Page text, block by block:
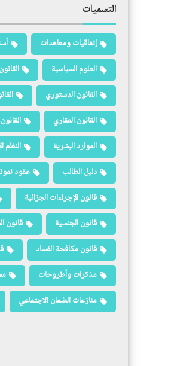
التسميات
إتفاقيات ومعاهدات
العلوم السياسية
القانون الدستوري
القانون العقاري
الموارد البشرية
النظم
دليل الطالب
عقود
قانون الإجراءات الجزائية
قانون الجنسية
قانون
قانون مكافحة الفساد
مذكرات وأطروحات
منازعات الضمان الاجتماعي